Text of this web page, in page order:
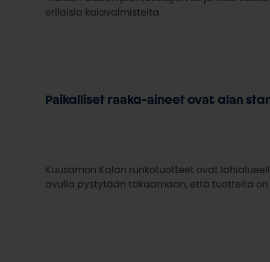
erilaisia kalavalmisteita.
Paikalliset raaka-aineet ovat alan
Kuusamon Kalan runkotuotteet ovat
avulla pystytään takaamaan, että tuotteita on